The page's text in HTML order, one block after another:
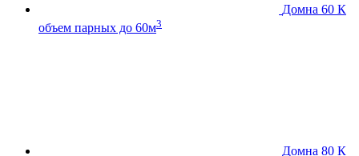
Домна 60 К
объем парных до 60м3
Домна 80 К